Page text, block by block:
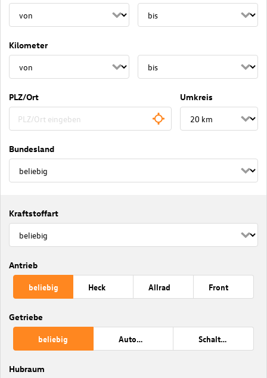
Kilometer
PLZ/Ort Umkreis
Bundesland
Kraftstoffart
Antrieb
beliebig Heck Allrad Front
Getriebe
beliebig Automatik Schaltung
Hubraum